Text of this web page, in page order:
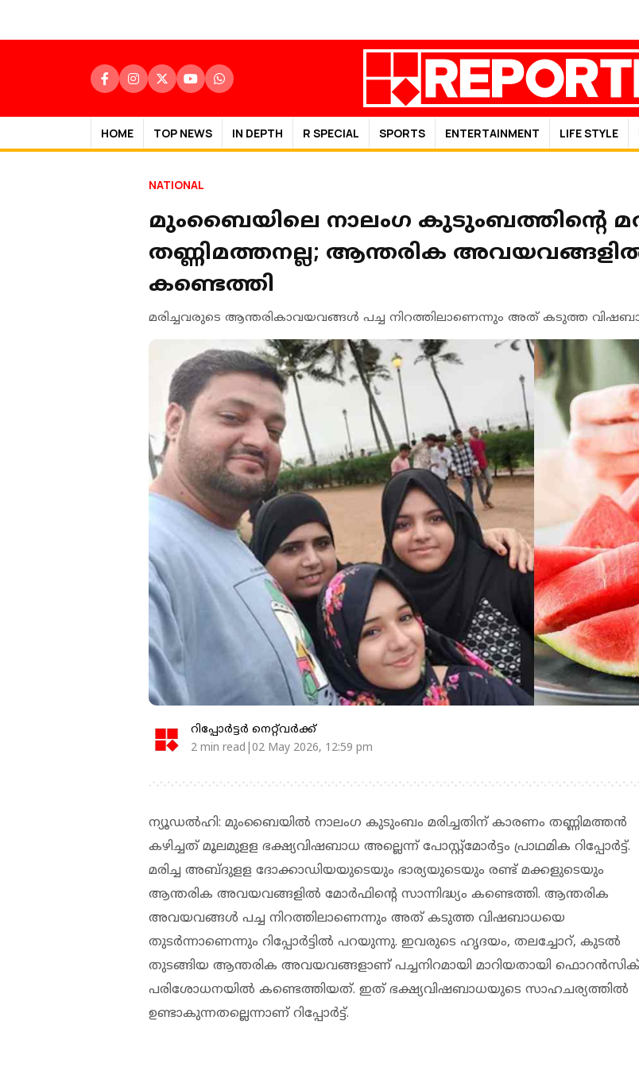
HOME TOP NEWS IN DEPTH R SPECIAL SPORTS ENTERTAINMENT LIFE STYLE
NATIONAL
മുംബൈയിലെ നാലംഗ കുടുംബത്തിന്റെ
തണ്ണിമത്തനല്ല; ആന്തരിക അവയവങ്ങളില്‍
കണ്ടെത്തി
മരിച്ചവരുടെ ആന്തരികാവയവങ്ങള്‍ പച്ച നിറത്തിലാണെന്നും അത് കടുത്ത
റിപ്പോർട്ടർ നെറ്റ്‌വര്‍ക്ക്‌
2 min read|02 May 2026, 12:59 pm
ന്യൂഡല്‍ഹി: മുംബൈയില്‍ നാലംഗ കുടുംബം മരിച്ചതിന് കാരണം തണ്ണിമത്തന്‍
കഴിച്ചത് മൂലമുളള ഭക്ഷ്യവിഷബാധ അല്ലെന്ന് പോസ്റ്റ്മോര്‍ട്ടം പ്രാഥമിക റിപ്പോര്‍ട്ട്.
മരിച്ച അബ്ദുളള ദോക്കാഡിയയുടെയും ഭാര്യയുടെയും രണ്ട് മക്കളുടെയും
ആന്തരിക അവയവങ്ങളില്‍ മോര്‍ഫിന്റെ സാന്നിദ്ധ്യം കണ്ടെത്തി. ആന്തരിക
അവയവങ്ങള്‍ പച്ച നിറത്തിലാണെന്നും അത് കടുത്ത വിഷബാധയെ
തുടര്‍ന്നാണെന്നും റിപ്പോര്‍ട്ടില്‍ പറയുന്നു. ഇവരുടെ ഹൃദയം, തലച്ചോറ്, കുടല്‍
തുടങ്ങിയ ആന്തരിക അവയവങ്ങളാണ് പച്ചനിറമായി മാറിയതായി ഫൊറന്‍സിക്
പരിശോധനയില്‍ കണ്ടെത്തിയത്. ഇത് ഭക്ഷ്യവിഷബാധയുടെ സാഹചര്യത്തില്‍
ഉണ്ടാകുന്നതല്ലെന്നാണ് റിപ്പോർട്ട്.